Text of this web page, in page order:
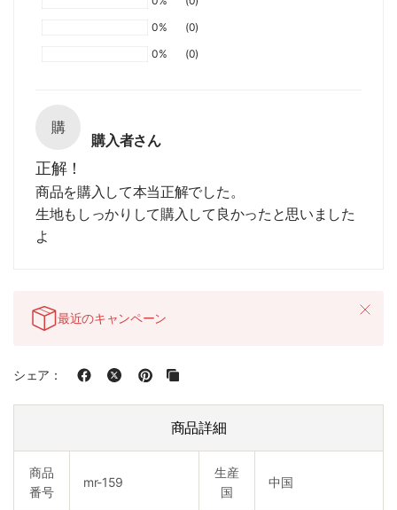
0%
(0)
0%
(0)
購
購入者さん
正解！
商品を購入して本当正解でした。
生地もしっかりして購入して良かったと思いました
よ
最近のキャンペーン
シェア：
商品詳細
商品
番号
mr-159
生産
国
中国